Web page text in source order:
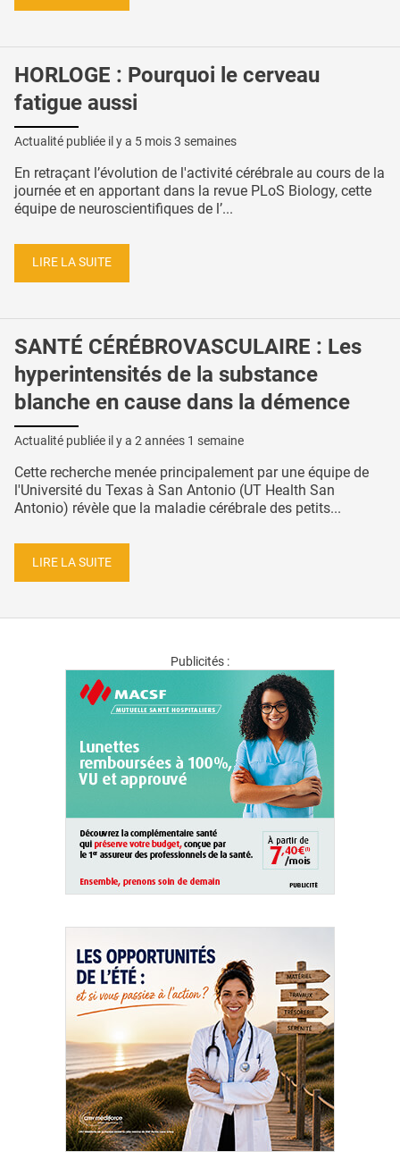
HORLOGE : Pourquoi le cerveau
fatigue aussi
Actualité publiée il y a 5 mois 3 semaines
En retraçant l’évolution de l'activité cérébrale au cours de la
journée et en apportant dans la revue PLoS Biology, cette
équipe de neuroscientifiques de l’...
LIRE LA SUITE
SANTÉ CÉRÉBROVASCULAIRE : Les
hyperintensités de la substance
blanche en cause dans la démence
Actualité publiée il y a 2 années 1 semaine
Cette recherche menée principalement par une équipe de
l'Université du Texas à San Antonio (UT Health San
Antonio) révèle que la maladie cérébrale des petits...
LIRE LA SUITE
Publicités :